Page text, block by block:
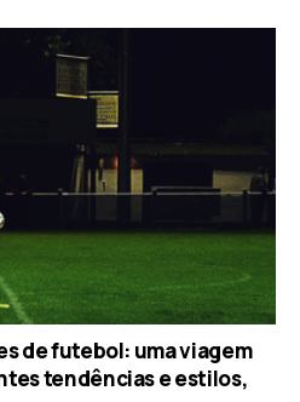
de futebol: uma viagem
tendências e estilos,